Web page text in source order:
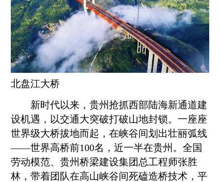
北盘江大桥
新时代以来，贵州抢抓西部陆海新通道建
设机遇，以交通大突破打破山地封锁。一座座
世界级大桥拔地而起，在峡谷间划出壮丽弧线
——世界高桥前100名，近一半在贵州。全国
劳动模范、贵州桥梁建设集团总工程师张胜
林，带着团队在高山峡谷间死磕造桥技术，平